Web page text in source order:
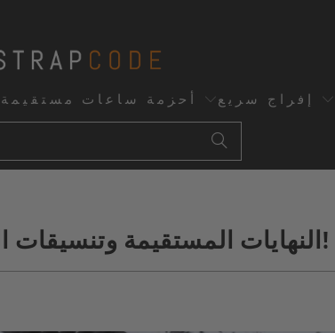
أحزمة ساعات مستقيمة إفراج سريع
النهايات المستقيمة وتنسيقات الألوان يمكن أن تبدو رائعة أيضًا!